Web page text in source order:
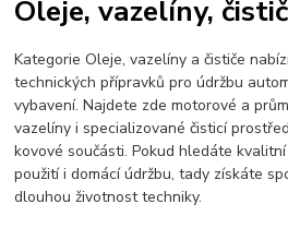
Oleje, vazelíny,
Kategorie Oleje, vazelíny a čističe
technických přípravků pro údržbu
vybavení. Najdete zde motorové a
vazelíny i specializované čisticí
kovové součásti. Pokud hledáte
použití i domácí údržbu, tady získáte
dlouhou životnost techniky.